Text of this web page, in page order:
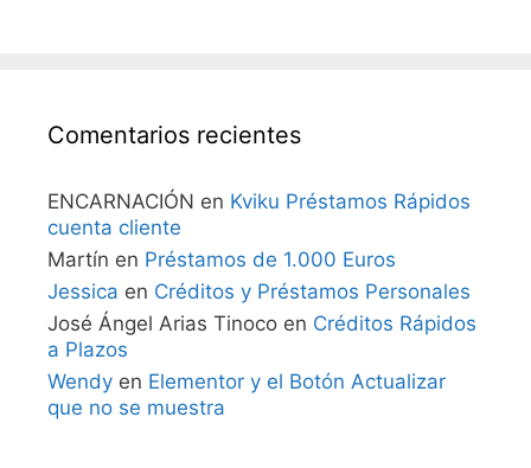
Comentarios recientes
ENCARNACIÓN en Kviku Préstamos Rápidos
cuenta cliente
Martín en Préstamos de 1.000 Euros
Jessica en Créditos y Préstamos Personales
José Ángel Arias Tinoco en Créditos Rápidos
a Plazos
Wendy en Elementor y el Botón Actualizar
que no se muestra